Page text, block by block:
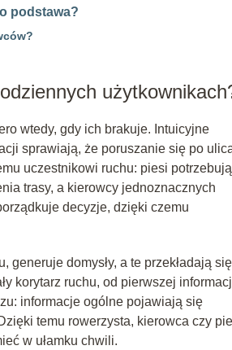
podstawa?
wtedy, gdy ich brakuje. Intuicyjne
sprawiają, że poruszanie się po
uczestnikowi ruchu: piesi potrzebują
trasy, a kierowcy jednoznacznych
decyzje, dzięki czemu
generuje domysły, a te przekładają
korytarz ruchu, od pierwszej
informacje ogólne pojawiają się
temu rowerzysta, kierowca czy
w ułamku chwili.